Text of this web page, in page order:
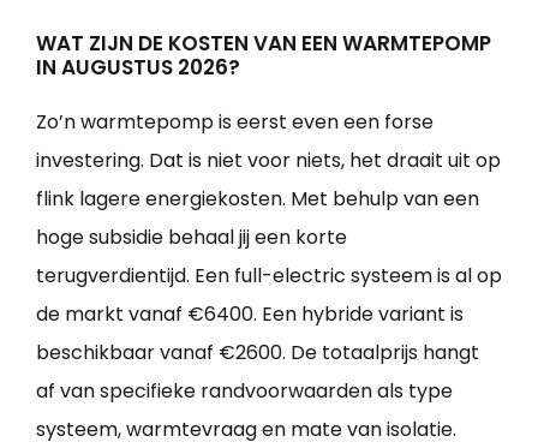
WAT ZIJN DE KOSTEN VAN EEN WARMTEPOMP
IN AUGUSTUS 2026?
Zo’n warmtepomp is eerst even een forse
investering. Dat is niet voor niets, het draait uit op
flink lagere energiekosten. Met behulp van een
hoge subsidie behaal jij een korte
terugverdientijd. Een full-electric systeem is al op
de markt vanaf €6400. Een hybride variant is
beschikbaar vanaf €2600. De totaalprijs hangt
af van specifieke randvoorwaarden als type
systeem, warmtevraag en mate van isolatie.